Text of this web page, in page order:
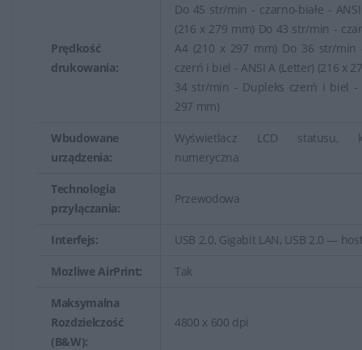
Prędkość
drukowania:
Do 45 str/min - czarno-białe -
(216 x 279 mm) Do 43 str/min -
A4 (210 x 297 mm) Do 36 str/min
czerń i biel - ANSI A (Letter) (216 x
34 str/min - Dupleks czerń i biel -
297 mm)
Wbudowane
urządzenia:
Wyświetlacz LCD statusu,
numeryczna
Technologia
przyłączania:
Przewodowa
Interfejs: USB 2.0, Gigabit LAN, USB 2.0 —
Mozliwe AirPrint: Tak
Maksymalna
Rozdzielczość
(B&W):
4800 x 600 dpi